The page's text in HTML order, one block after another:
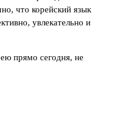
что корейский язык
увлекательно и
прямо сегодня, не